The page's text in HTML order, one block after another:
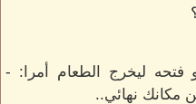
فتحه ليخرج الطعام أمرا: -
مكانك نهائي..